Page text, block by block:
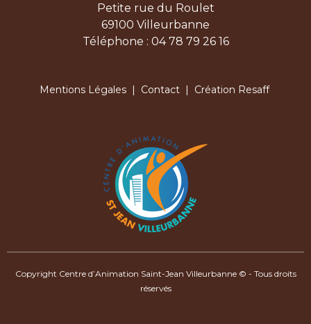
Petite rue du Roulet
69100 Villeurbanne
Téléphone : 04 78 79 26 16
Mentions Légales| Contact| Création Resaff
Copyright Centre d’Animation Saint-Jean Villeurbanne © - Tous droits
réservés